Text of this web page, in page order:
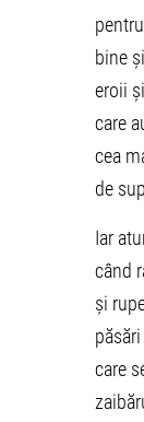
bine
eroii
care
cea
de
Iar
când
și
care